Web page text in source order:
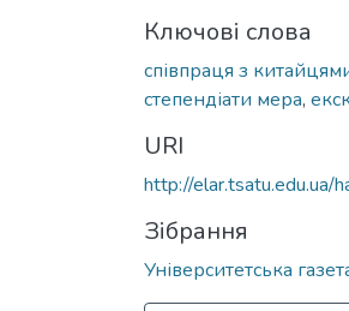
Ключові слова
співпраця з
степендіати мера,
URI
http://
Зібрання
Університетська